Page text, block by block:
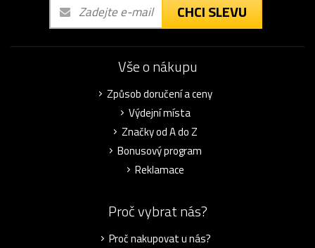
CHCI SLEVU
Vše o nákupu
Způsob doručení a ceny
Výdejní místa
Značky od A do Z
Bonusový program
Reklamace
Proč vybrat nás?
Proč nakupovat u nás?